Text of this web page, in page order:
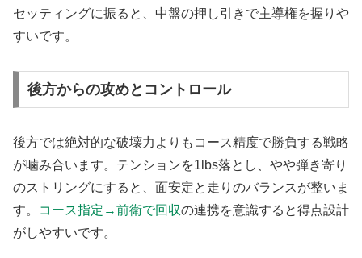
セッティングに振ると、中盤の押し引きで主導権を握りや
すいです。
後方からの攻めとコントロール
後方では絶対的な破壊力よりもコース精度で勝負する戦略
が噛み合います。テンションを1lbs落とし、やや弾き寄り
のストリングにすると、面安定と走りのバランスが整いま
す。
コース指定→前衛で回収の連携を意識すると得点設計
がしやすいです。